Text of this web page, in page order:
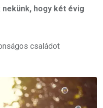
nekünk, hogy két évig
családot